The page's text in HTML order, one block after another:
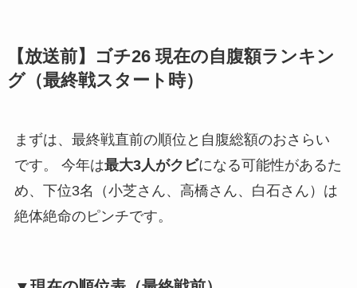
【放送前】ゴチ26 現在の自腹額ランキン
グ（最終戦スタート時）
まずは、最終戦直前の順位と自腹総額のおさらい
です。 今年は最大3人がクビになる可能性があるた
め、下位3名（小芝さん、高橋さん、白石さん）は
絶体絶命のピンチです。